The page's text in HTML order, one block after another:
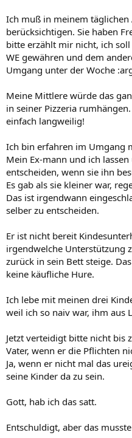
Ich muß in meinem
berücksichtigen. Sie haben
bitte erzählt mir nicht, ich
WE gewähren und dem
Umgang unter der Woche
Meine Mittlere würde das
in seiner Pizzeria
einfach langweilig!
Ich bin erfahren im Umgang
Mein Ex-mann und ich
entscheiden, wenn sie ihn
Es gab als sie kleiner war,
Das ist irgendwann
selber zu entscheiden.
Er ist nicht bereit
irgendwelche Unterstützung
zurück in sein Bett steige.
keine käufliche Hure.
Ich lebe mit meinen drei
weil ich so naiv war, ihm aus
Jetzt verteidigt bitte nicht bis
Vater, wenn er die Pflichten
Ja, wenn er nicht mal das
seine Kinder da zu sein.
Gott, hab ich das satt.
Entschuldigt, aber das